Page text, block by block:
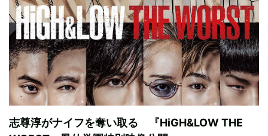
志尊淳がナイフを奪い取る 『HiGH&LOW THE